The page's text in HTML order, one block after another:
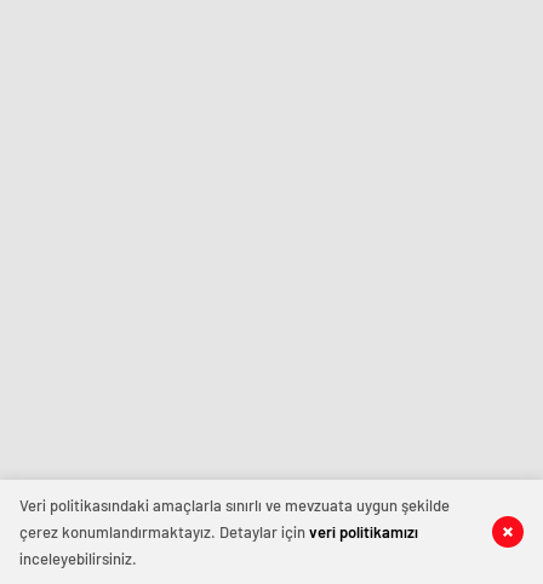
Veri politikasındaki amaçlarla sınırlı ve mevzuata uygun şekilde
çerez konumlandırmaktayız. Detaylar içinveri politikamızı
inceleyebilirsiniz.